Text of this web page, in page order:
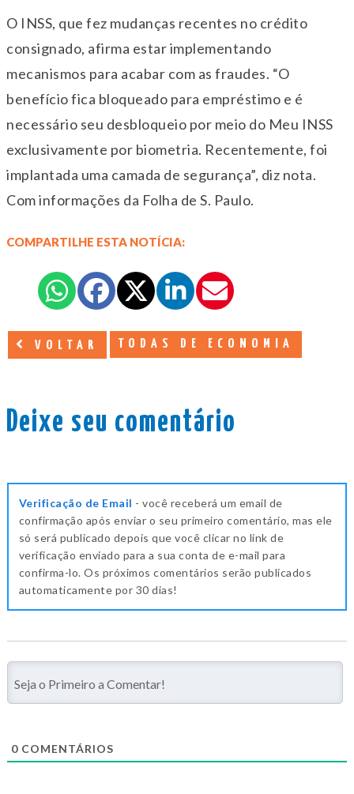
O INSS, que fez mudanças recentes no crédito
consignado, afirma estar implementando
mecanismos para acabar com as fraudes. “O
benefício fica bloqueado para empréstimo e é
necessário seu desbloqueio por meio do Meu INSS
exclusivamente por biometria. Recentemente, foi
implantada uma camada de segurança”, diz nota.
Com informações da Folha de S. Paulo.
COMPARTILHE ESTA NOTÍCIA:
VOLTAR TODAS DE ECONOMIA
Deixe seu comentário
Verificação de Email - você receberá um email de
confirmação após enviar o seu primeiro comentário, mas ele
só será publicado depois que você clicar no link de
verificação enviado para a sua conta de e-mail para
confirma-lo. Os próximos comentários serão publicados
automaticamente por 30 dias!
0 COMENTÁRIOS